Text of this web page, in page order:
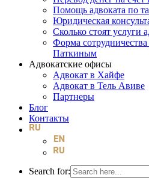
Помощь адвоката по
Юридическая
Сколько стоят услуги
Форма
Паткиным
Адвокатские офисы
Адвокат в Хайфе
Адвокат в Тель Авиве
Партнеры
Блог
Контакты
Search for: